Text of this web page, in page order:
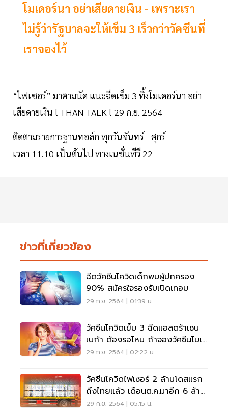
โมเดอร์นา อย่าเสียดายเงิน - เพราะเรา
ไม่รู้ว่ารัฐบาลจะให้เข็ม 3 เร็วกว่าวัคซีนที่
เราจองไว้
“ไฟเซอร์” มาตามนัด แนะฉีดเข็ม 3 ทิ้งโมเดอร์นา อย่า
เสียดายเงิน l THAN TALK l 29 ก.ย. 2564
ติดตามรายการฐานทอล์ก ทุกวันจันทร์ - ศุกร์
เวลา 11.10 เป็นต้นไป ทางเนชั่นทีวี 22
ข่าวที่เกี่ยวข้อง
ฉีดวัคซีนโควิดเด็กพบผู้ปกครอง
90% สมัครใจรองรับเปิดเทอม
29 ก.ย. 2564 | 01:39 น.
วัคซีนโควิดเข็ม 3 ฉีดแอสตร้าเซน
เนก้า ต้องรอไหม ถ้าจองวัคซีนโมเด
อร์นาไปแล้ว
29 ก.ย. 2564 | 02:22 น.
วัคซีนโควิดไฟเซอร์ 2 ล้านโดสแรก
ถึงไทยแล้ว เดือนต.ค.มาอีก 6 ล้าน
โดส
29 ก.ย. 2564 | 05:15 น.